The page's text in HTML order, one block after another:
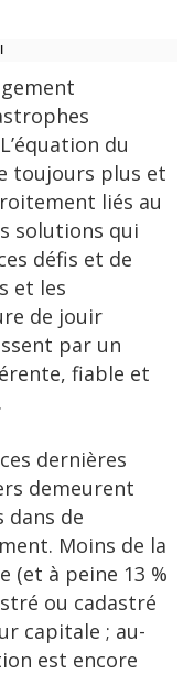
du
toujours plus et
liés au
solutions qui
défis et de
et les
de jouir
par un
fiable et
dernières
demeurent
de
Moins de la
(et à peine 13 %
ou cadastré
capitale ; au-
est encore